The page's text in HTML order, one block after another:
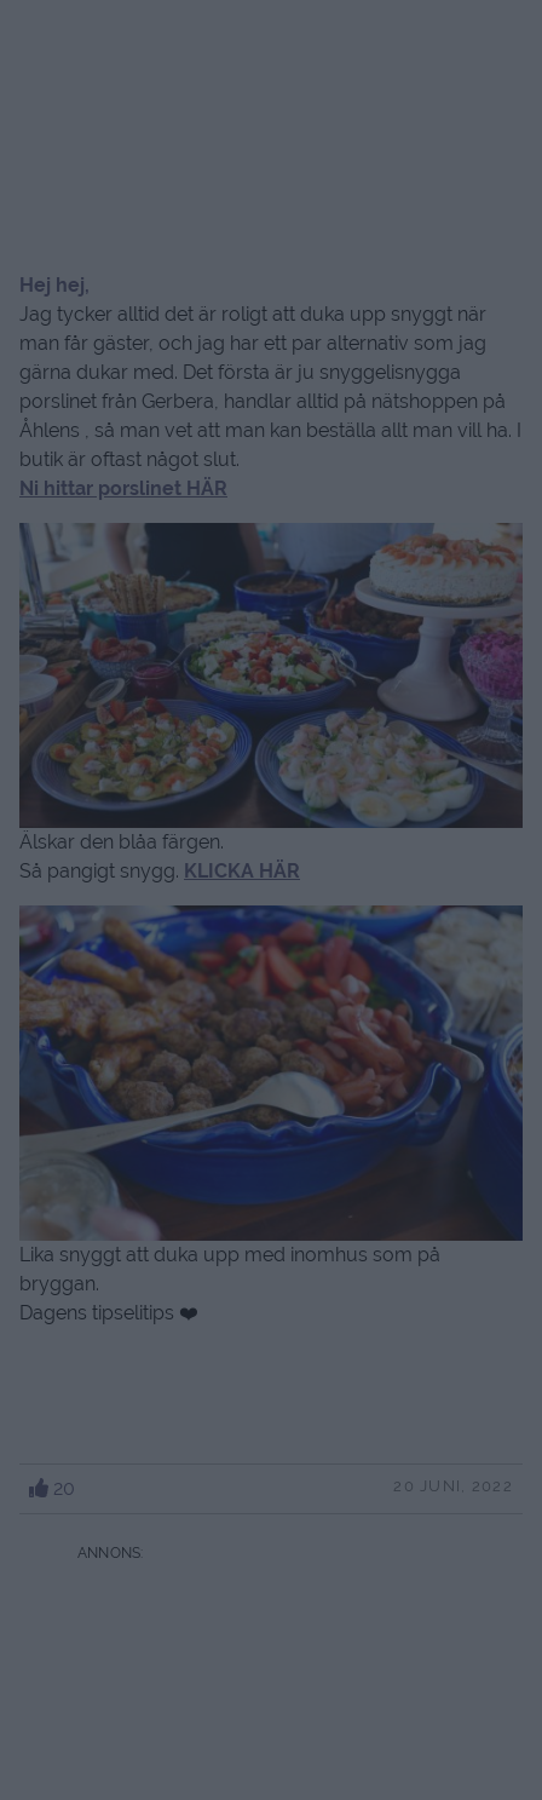
Hej hej,
Jag tycker alltid det är roligt att duka upp snyggt när
man får gäster, och jag har ett par alternativ som jag
gärna dukar med. Det första är ju snyggelisnygga
porslinet från Gerbera, handlar alltid på nätshoppen på
Åhlens , så man vet att man kan beställa allt man vill ha. I
butik är oftast något slut.
Ni hittar porslinet HÄR
Älskar den blåa färgen.
Så pangigt snygg. KLICKA HÄR
Lika snyggt att duka upp med inomhus som på
bryggan.
Dagens tipselitips ❤️
20 20 JUNI, 2022